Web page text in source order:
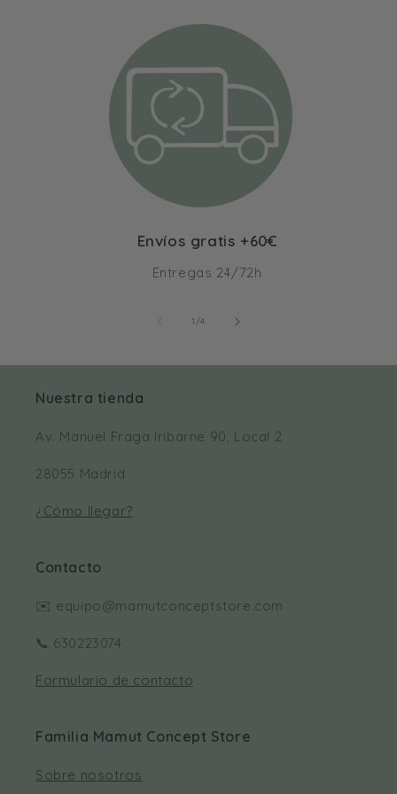
Envíos gratis +60€
Entregas 24/72h
1 /de
4
Nuestra tienda
Av. Manuel Fraga Iribarne 90, Local 2
28055 Madrid
¿Cómo llegar?
Contacto
✉️ equipo@mamutconceptstore.com
📞 630223074
Formulario de contacto
Familia Mamut Concept Store
Sobre nosotros